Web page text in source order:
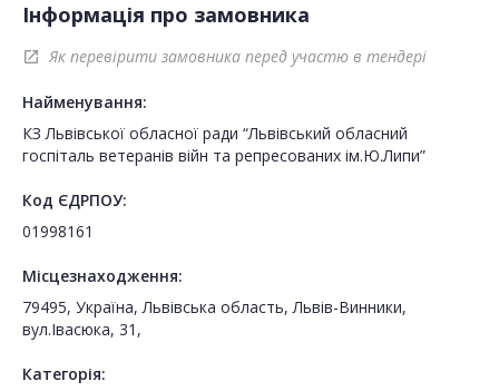
Інформація про замовника
open_in_new Як перевірити замовника перед участю в тендері
Найменування:
КЗ Львівської обласної ради “Львівський обласний
госпіталь ветеранів війн та репресованих ім.Ю.Липи”
Код ЄДРПОУ:
01998161
Місцезнаходження:
79495, Україна, Львівська область, Львів-Винники,
вул.Івасюка, 31,
Категорія: